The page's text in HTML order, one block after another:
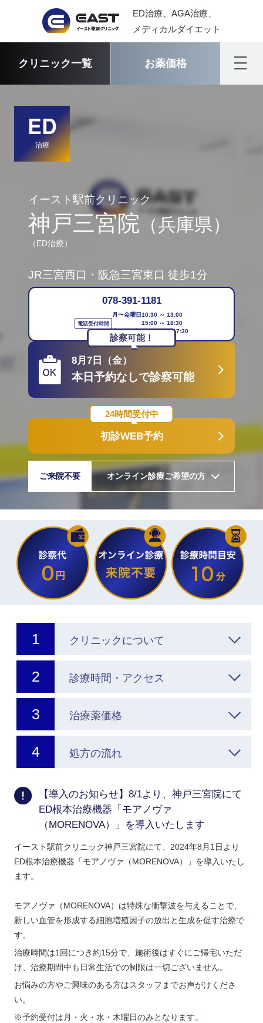
ED治療、AGA治療、
メディカルダイエット
クリニック一覧 お薬価格
ED
治療
イースト駅前クリニック
神戸三宮院 （兵庫県）
（ED治療）
JR三宮西口・阪急三宮東口 徒歩1分
078-391-1181
電話受付時間
月〜金曜日10:30 ～ 13:00
15:00 ～ 18:30
土・日・祝日10:30 ～ 17:30
診察可能！
8月7日（金）
本日予約なしで診察可能
24時間受付中
初診WEB予約
ご来院不要 オンライン診療ご希望の方
クリニックについて
診療時間・アクセス
治療薬価格
処方の流れ
【導入のお知らせ】8/1より、神戸三宮院にて
ED根本治療機器「モアノヴァ
（MORENOVA）」を導入いたします
イースト駅前クリニック神戸三宮院にて、2024年8月1日より
ED根本治療機器「モアノヴァ（MORENOVA）」を導入いたし
ます。
モアノヴァ（MORENOVA）は特殊な衝撃波を与えることで、
新しい血管を形成する細胞増殖因子の放出と生成を促す治療で
す。
治療時間は1回につき約15分で、施術後はすぐにご帰宅いただ
け、治療期間中も日常生活での制限は一切ございません。
お悩みの方やご興味のある方はスタッフまでお声がけくださ
い。
※予約受付は月・火・水・木曜日のみとなります。